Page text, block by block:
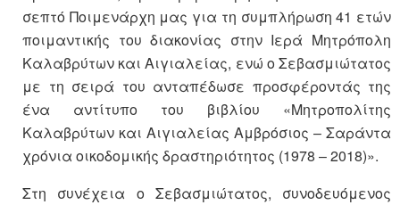
σεπτό Ποιμενάρχη μας για τη συμπλήρωση 41 ετών
ποιμαντικής του διακονίας στην Ιερά Μητρόπολη
Καλαβρύτων και Αιγιαλείας, ενώ ο Σεβασμιώτατος
με τη σειρά του ανταπέδωσε προσφέροντάς της
ένα αντίτυπο του βιβλίου «Μητροπολίτης
Καλαβρύτων και Αιγιαλείας Αμβρόσιος – Σαράντα
χρόνια οικοδομικής δραστηριότητος (1978 – 2018)».
Στη συνέχεια ο Σεβασμιώτατος, συνοδευόμενος